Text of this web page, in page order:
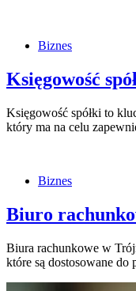
Biznes
Księgowość
Księgowość spółki to
który ma na celu
Biznes
Biuro
Biura rachunkowe w
które są dostosowane